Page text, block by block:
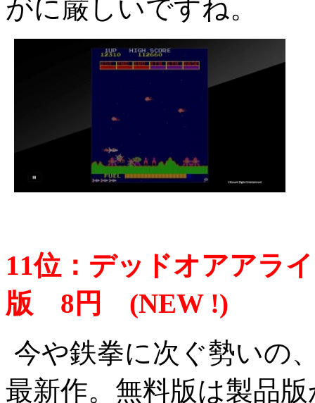
がに厳しいですね。
11位：デッドオアアラ
版 8円 (NEW !)
今や鉄拳に次ぐ勢いの
最新作。無料版は製品